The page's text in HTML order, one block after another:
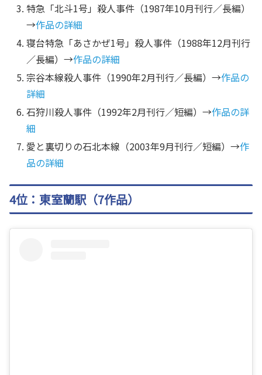
特急「北斗1号」殺人事件（1987年10月刊行／長編）
→作品の詳細
寝台特急「あさかぜ1号」殺人事件（1988年12月刊行
／長編）→作品の詳細
宗谷本線殺人事件（1990年2月刊行／長編）→作品の
詳細
石狩川殺人事件（1992年2月刊行／短編）→作品の詳
細
愛と裏切りの石北本線（2003年9月刊行／短編）→作
品の詳細
4位：東室蘭駅（7作品）